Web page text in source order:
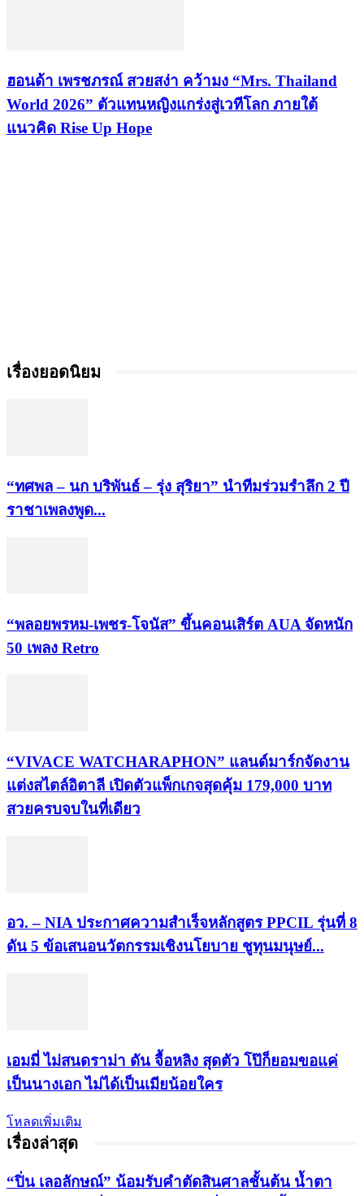
ฮอนด้า เพรชภรณ์ สวยสง่า คว้ามง “Mrs. Thailand
World 2026” ตัวแทนหญิงแกร่งสู่เวทีโลก ภายใต้
แนวคิด Rise Up Hope
เรื่องยอดนิยม
“ทศพล – นก บริพันธ์ – รุ่ง สุริยา” นำทีมร่วมรำลึก 2 ปี
ราชาเพลงพูด...
“พลอยพรหม-เพชร-โจนัส” ขึ้นคอนเสิร์ต AUA จัดหนัก
50 เพลง Retro
“VIVACE WATCHARAPHON” แลนด์มาร์กจัดงาน
แต่งสไตล์อิตาลี เปิดตัวแพ็กเกจสุดคุ้ม 179,000 บาท
สวยครบจบในที่เดียว
อว. – NIA ประกาศความสำเร็จหลักสูตร PPCIL รุ่นที่ 8
ดัน 5 ข้อเสนอนวัตกรรมเชิงนโยบาย ชูทุนมนุษย์...
เอมมี่ ไม่สนดราม่า ดัน จื้อหลิง สุดตัว โป๊ก็ยอมขอแค่
เป็นนางเอก ไม่ได้เป็นเมียน้อยใคร
โหลดเพิ่มเติม
เรื่องล่าสุด
“ปิ่น เลอลักษณ์” น้อมรับคำตัดสินศาลชั้นต้น น้ำตา